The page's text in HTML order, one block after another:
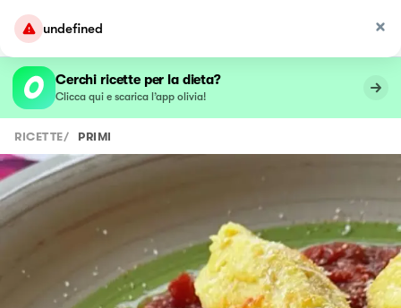
undefined
Cerchi ricette per la dieta?
Clicca qui e scarica l’app olivia!
RICETTE/ PRIMI